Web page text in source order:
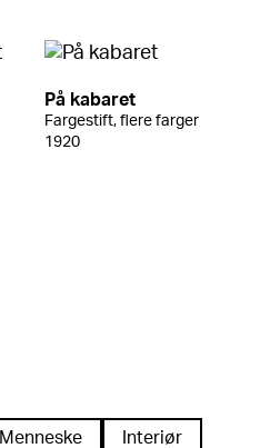
På kabaret
Fargestift, flere farger
1920
Menneske Interiør